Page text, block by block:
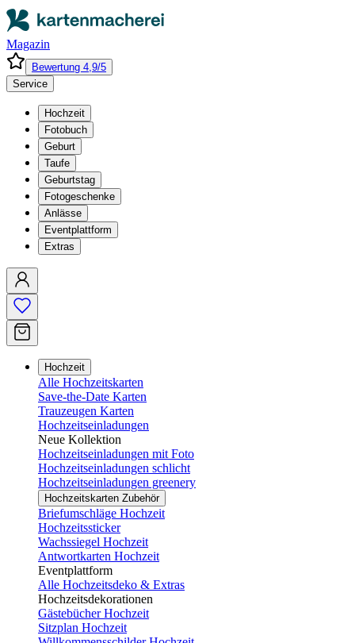
Magazin
Bewertung 4,9/5
Service
Hochzeit
Fotobuch
Geburt
Taufe
Geburtstag
Fotogeschenke
Anlässe
Eventplattform
Extras
Hochzeit
Alle Hochzeitskarten
Save-the-Date Karten
Trauzeugen Karten
Hochzeitseinladungen
Neue Kollektion
Hochzeitseinladungen mit Foto
Hochzeitseinladungen schlicht
Hochzeitseinladungen greenery
Hochzeitskarten Zubehör
Briefumschläge Hochzeit
Hochzeitssticker
Wachssiegel Hochzeit
Antwortkarten Hochzeit
Eventplattform
Alle Hochzeitsdeko & Extras
Hochzeitsdekorationen
Gästebücher Hochzeit
Sitzplan Hochzeit